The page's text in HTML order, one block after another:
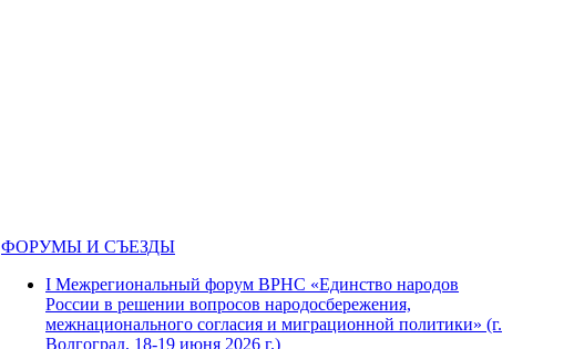
ФОРУМЫ И СЪЕЗДЫ
I Межрегиональный форум ВРНС «Единство народов
России в решении вопросов народосбережения,
межнационального согласия и миграционной политики» (г.
Волгоград, 18-19 июня 2026 г.)